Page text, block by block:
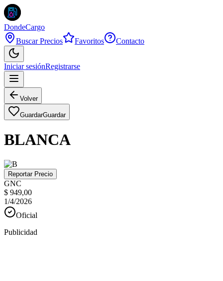
DondeCargo
Buscar Precios
Favoritos Contacto
Iniciar sesiónRegistrarse
Volver
GuardarGuardar
BLANCA
Reportar Precio
GNC
$ 949,00
1/4/2026
Oficial
Publicidad